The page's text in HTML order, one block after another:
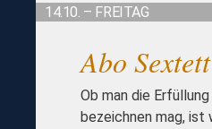
14.10. – FREITAG
Abo
Ob man die
bezeichnen mag, ist